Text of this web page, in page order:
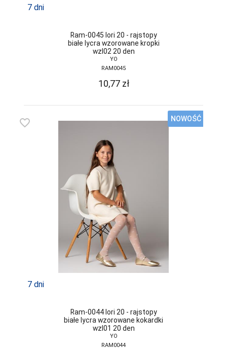
MORAJ
NOVIKA
NOVITI
OBSESSIVE
OMSA
PARIPARI
PATION
PER TE
PIERRE CARDIN
PINO VICINO
PPHU LUNA
WALDEMAR
SURMA
REBEKA
REGINA
REGINA SOCKS
7 dni
Ram-0045 lori 20 - rajstopy
białe lycra wzorowane kropki
wzl02 20 den
YO
RAM0045
10,77 zł
favorite_border NOWOŚĆ
7 dni
Ram-0044 lori 20 - rajstopy
białe lycra wzorowane kokardki
wzl01 20 den
YO
RAM0044